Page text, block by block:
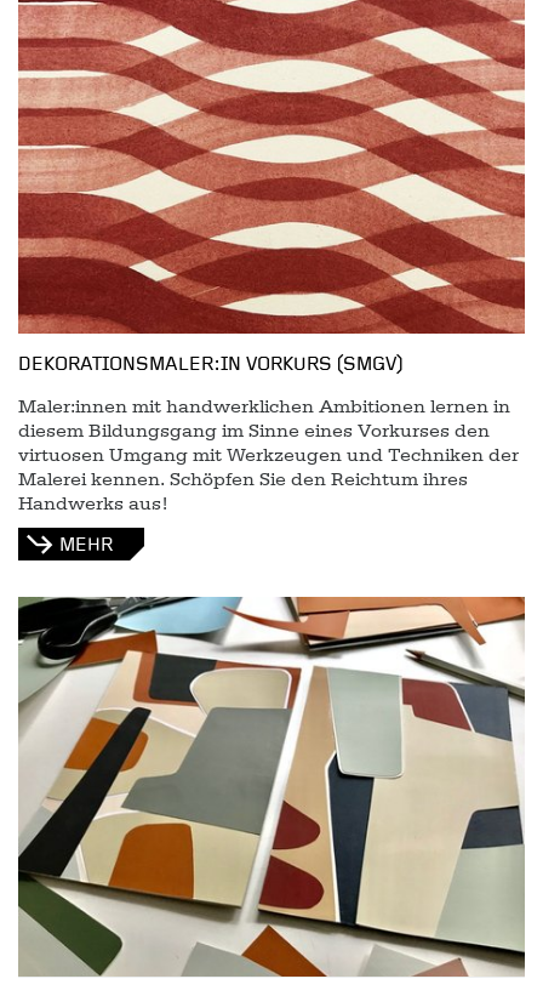
DEKORATIONSMALER:IN VORKURS (SMGV)
Maler:innen mit handwerklichen Ambitionen lernen in
diesem Bildungsgang im Sinne eines Vorkurses den
virtuosen Umgang mit Werkzeugen und Techniken der
Malerei kennen. Schöpfen Sie den Reichtum ihres
Handwerks aus!
MEHR